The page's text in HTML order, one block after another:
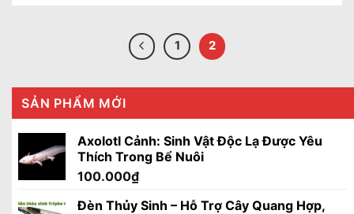
SẢN PHẨM MỚI
Axolotl Cảnh: Sinh Vật Độc Lạ Được Yêu
Thích Trong Bể Nuôi
100.000₫
Đèn Thủy Sinh – Hỗ Trợ Cây Quang Hợp,
1 2